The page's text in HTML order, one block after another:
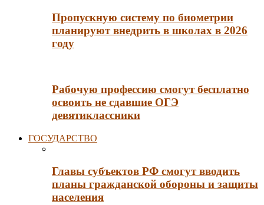
Пропускную систему по биометрии
планируют внедрить в школах в 2026
году
Рабочую профессию смогут бесплатно
освоить не сдавшие ОГЭ
девятиклассники
ГОСУДАРСТВО
Главы субъектов РФ смогут вводить
планы гражданской обороны и защиты
населения